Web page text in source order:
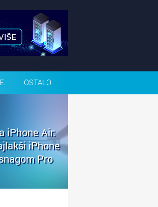
OSTALO
iPhone Air:
iPhone
Pro